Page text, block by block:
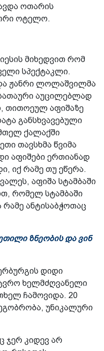
ოთარის
ოტელო.
მიხედვით რომ
სპექტაკლი.
ჟანრი ლოლაშვილმა
აუცილებლად
თითოეულ აფიშაზე
განსხვავებული
ქალაქში
თავსხმა წვიმა
აფიშები ერთიანად
იქ რამე თუ ეწერა.
აფიშა სტამბაში
რომელ სტამბაში
ანტისაბჭოთაც
ზნეობის და ვინ
დიდი
ხელმძღვანელი
ჩამოვიდა. 20
უნიკალური
ჯერ კიდევ არ